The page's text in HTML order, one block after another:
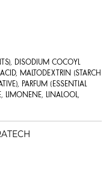
DISODIUM COCOYL
MALTODEXTRIN (STARCH
PARFUM (ESSENTIAL
LIMONENE, LINALOOL,